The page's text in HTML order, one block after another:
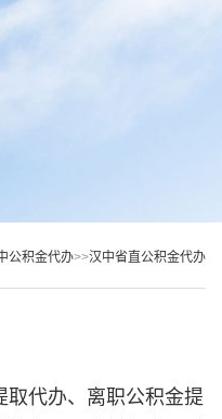
公积金代办>>汉中省直公积金代办
取代办、离职公积金提